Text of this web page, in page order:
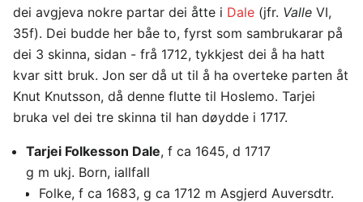
dei avgjeva nokre partar dei åtte i Dale (jfr. Valle VI,
35f). Dei budde her båe to, fyrst som sambrukarar på
dei 3 skinna, sidan - frå 1712, tykkjest dei å ha hatt
kvar sitt bruk. Jon ser då ut til å ha overteke parten åt
Knut Knutsson, då denne flutte til Hoslemo. Tarjei
bruka vel dei tre skinna til han døydde i 1717.
Tarjei Folkesson Dale, f ca 1645, d 1717
g m ukj. Born, iallfall
Folke, f ca 1683, g ca 1712 m Asgjerd Auversdtr.